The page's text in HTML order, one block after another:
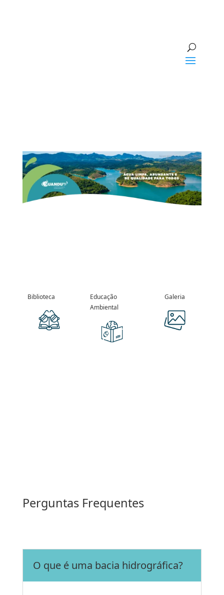
Biblioteca
Educação
Ambiental
Galeria
Perguntas Frequentes
O que é uma bacia hidrográfica?